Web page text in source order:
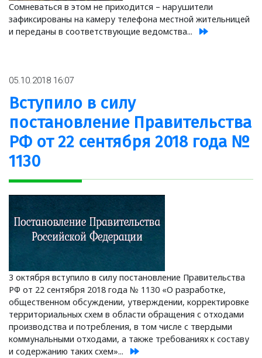
Сомневаться в этом не приходится – нарушители
зафиксированы на камеру телефона местной жительницей
и переданы в соответствующие ведомства...
05.10.2018 16:07
Вступило в силу
постановление Правительства
РФ от 22 сентября 2018 года №
1130
3 октября вступило в силу постановление Правительства
РФ от 22 сентября 2018 года № 1130 «О разработке,
общественном обсуждении, утверждении, корректировке
территориальных схем в области обращения с отходами
производства и потребления, в том числе с твердыми
коммунальными отходами, а также требованиях к составу
и содержанию таких схем»...